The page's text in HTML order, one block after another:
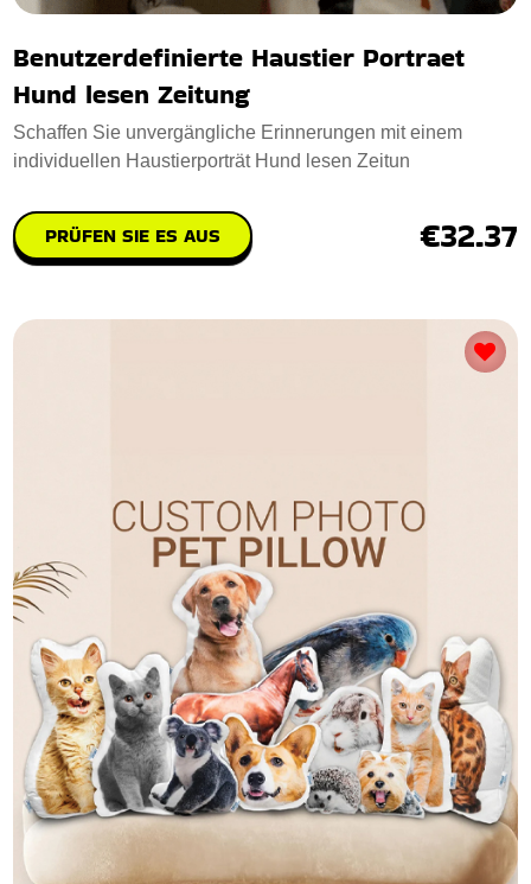
Benutzerdefinierte Haustier Portraet
Hund lesen Zeitung
Schaffen Sie unvergängliche Erinnerungen mit einem
individuellen Haustierporträt Hund lesen Zeitun
PRÜFEN SIE ES AUS €32.37